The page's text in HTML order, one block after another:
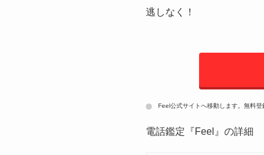
逃しなく！
Feel公式サイトへ移動します。無料
電話鑑定『Feel』の詳細